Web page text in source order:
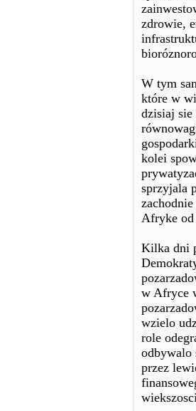
zdrowie,
W tym
które w
dzisiaj sie
kolei
sprzyjala
Afryke od
Kilka dni
w Afryce
wzielo
role
odbywalo
przez